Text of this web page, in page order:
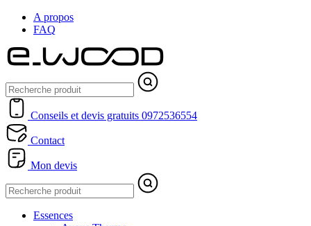
A propos
FAQ
Conseils et devis gratuits 0972536554
Contact
Mon devis
Essences